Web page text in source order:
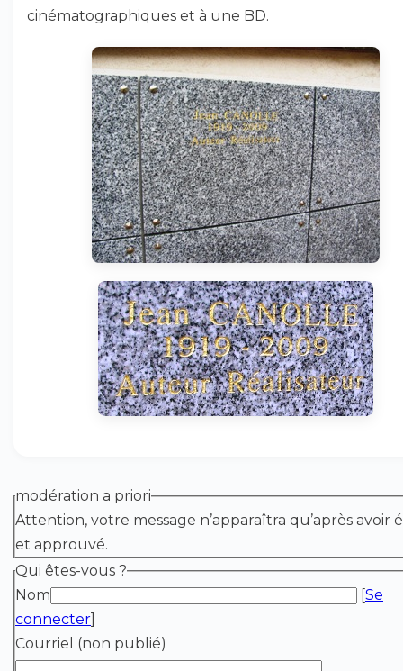
cinématographiques et à une BD.
modération a priori
Attention, votre message n’apparaîtra qu’après avoir
et approuvé.
Qui êtes-vous ?
Nom
[Se
connecter]
Courriel (non publié)